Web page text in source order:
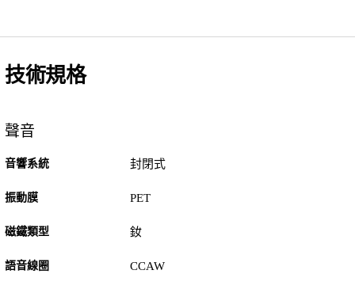
技術規格
聲音
音響系統 封閉式
振動膜 PET
磁鐵類型 釹
語音線圈 CCAW